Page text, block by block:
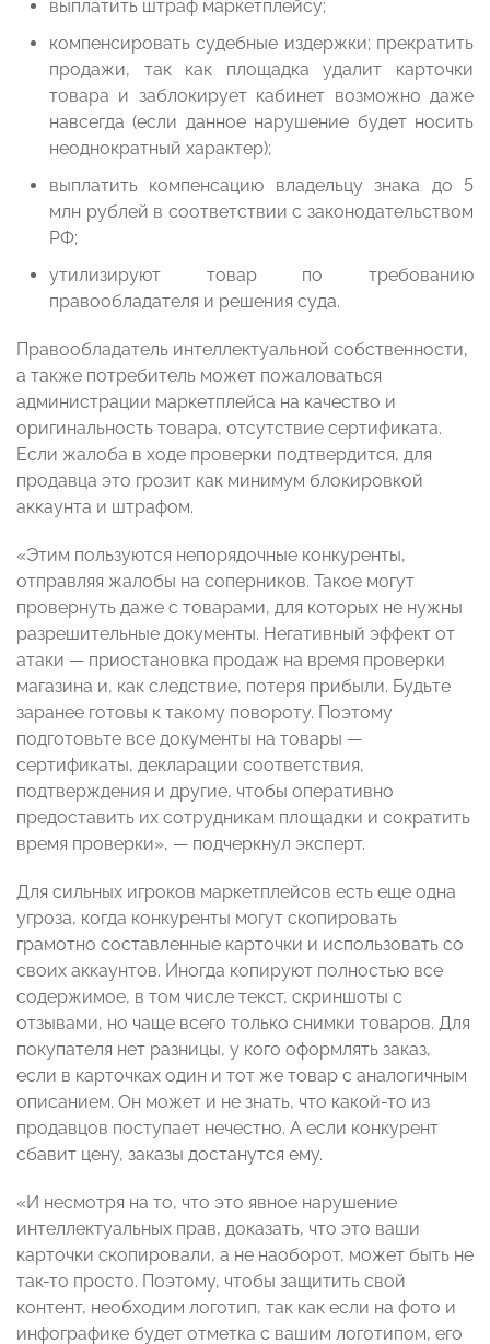
выплатить штраф маркетплейсу;
компенсировать судебные издержки; прекратить
продажи, так как площадка удалит карточки
товара и заблокирует кабинет возможно даже
навсегда (если данное нарушение будет носить
неоднократный характер);
выплатить компенсацию владельцу знака до 5
млн рублей в соответствии с законодательством
РФ;
утилизируют товар по требованию
правообладателя и решения суда.
Правообладатель интеллектуальной собственности,
а также потребитель может пожаловаться
администрации маркетплейса на качество и
оригинальность товара, отсутствие сертификата.
Если жалоба в ходе проверки подтвердится, для
продавца это грозит как минимум блокировкой
аккаунта и штрафом.
«Этим пользуются непорядочные конкуренты,
отправляя жалобы на соперников. Такое могут
провернуть даже с товарами, для которых не нужны
разрешительные документы. Негативный эффект от
атаки — приостановка продаж на время проверки
магазина и, как следствие, потеря прибыли. Будьте
заранее готовы к такому повороту. Поэтому
подготовьте все документы на товары —
сертификаты, декларации соответствия,
подтверждения и другие, чтобы оперативно
предоставить их сотрудникам площадки и сократить
время проверки», — подчеркнул эксперт.
Для сильных игроков маркетплейсов есть еще одна
угроза, когда конкуренты могут скопировать
грамотно составленные карточки и использовать со
своих аккаунтов. Иногда копируют полностью все
содержимое, в том числе текст, скриншоты с
отзывами, но чаще всего только снимки товаров. Для
покупателя нет разницы, у кого оформлять заказ,
если в карточках один и тот же товар с аналогичным
описанием. Он может и не знать, что какой-то из
продавцов поступает нечестно. А если конкурент
сбавит цену, заказы достанутся ему.
«И несмотря на то, что это явное нарушение
интеллектуальных прав, доказать, что это ваши
карточки скопировали, а не наоборот, может быть не
так-то просто. Поэтому, чтобы защитить свой
контент, необходим логотип, так как если на фото и
инфографике будет отметка с вашим логотипом, его